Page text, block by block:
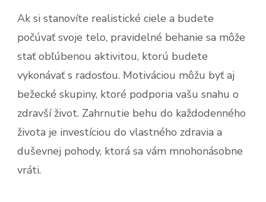
Ak si stanovíte realistické ciele a budete
počúvať svoje telo, pravidelné behanie sa môže
stať obľúbenou aktivitou, ktorú budete
vykonávať s radosťou. Motiváciou môžu byť aj
bežecké skupiny, ktoré podporia vašu snahu o
zdravší život. Zahrnutie behu do každodenného
života je investíciou do vlastného zdravia a
duševnej pohody, ktorá sa vám mnohonásobne
vráti.